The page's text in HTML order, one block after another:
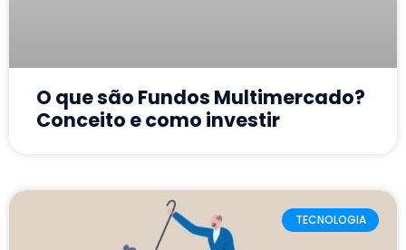
O que são Fundos Multimercado?
Conceito e como investir
TECNOLOGIA